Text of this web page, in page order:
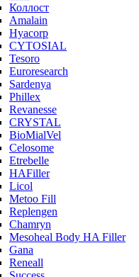
Коллост
Amalain
Hyacorp
CYTOSIAL
Tesoro
Euroresearch
Sardenya
Phillex
Revanesse
CRYSTAL
BioMialVel
Celosome
Etrebelle
HAFiller
Licol
Metoo Fill
Replengen
Chamryn
Mesoheal Body HA Filler
Gana
Reneall